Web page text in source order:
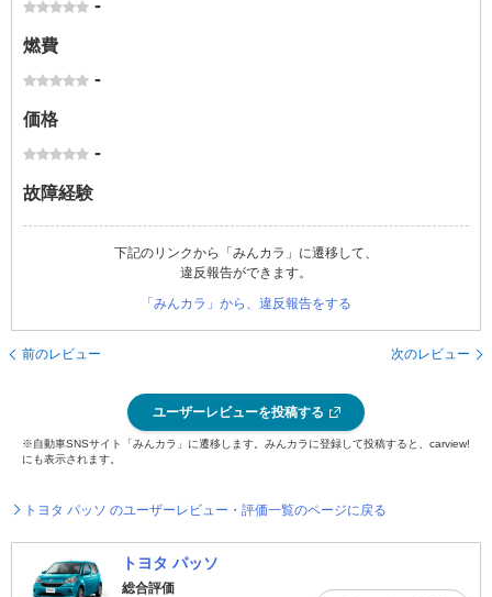
-
燃費
-
価格
-
故障経験
下記のリンクから「みんカラ」に遷移して、
違反報告ができます。
「みんカラ」から、違反報告をする
前のレビュー 次のレビュー
ユーザーレビューを投稿する
※自動車SNSサイト「みんカラ」に遷移します。みんカラに登録して投稿すると、carview!
にも表示されます。
トヨタ パッソ のユーザーレビュー・評価一覧のページに戻る
トヨタ パッソ
総合評価